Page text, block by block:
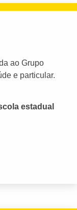
ao Grupo
e particular.
estadual